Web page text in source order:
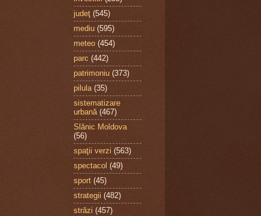
judeţ (545)
mediu (595)
meteo (454)
parc (442)
patrimoniu (373)
pilula (35)
sistematizare
urbană (467)
Slănic Moldova
(56)
spaţii verzi (563)
spectacol (49)
sport (45)
strategii (482)
străzi (457)